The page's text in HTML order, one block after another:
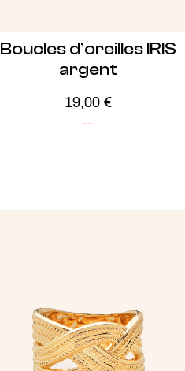
Boucles d’oreilles IRIS
argent
19,00€